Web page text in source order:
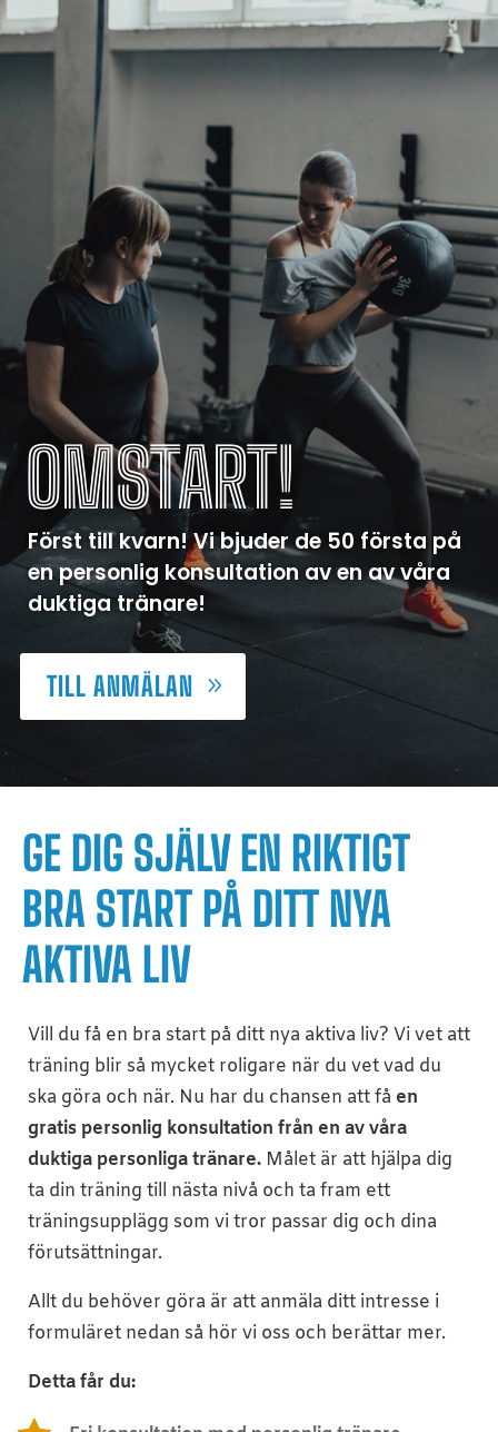
OMSTART!
Först till kvarn! Vi bjuder de 50 första på
en personlig konsultation av en av våra
duktiga tränare!
TILL ANMÄLAN
GE DIG SJÄLV EN RIKTIGT
BRA START PÅ DITT NYA
AKTIVA LIV
Vill du få en bra start på ditt nya aktiva liv? Vi vet att
träning blir så mycket roligare när du vet vad du
ska göra och när. Nu har du chansen att få en
gratis personlig konsultation från en av våra
duktiga personliga tränare. Målet är att hjälpa dig
ta din träning till nästa nivå och ta fram ett
träningsupplägg som vi tror passar dig och dina
förutsättningar.
Allt du behöver göra är att anmäla ditt intresse i
formuläret nedan så hör vi oss och berättar mer.
Detta får du: